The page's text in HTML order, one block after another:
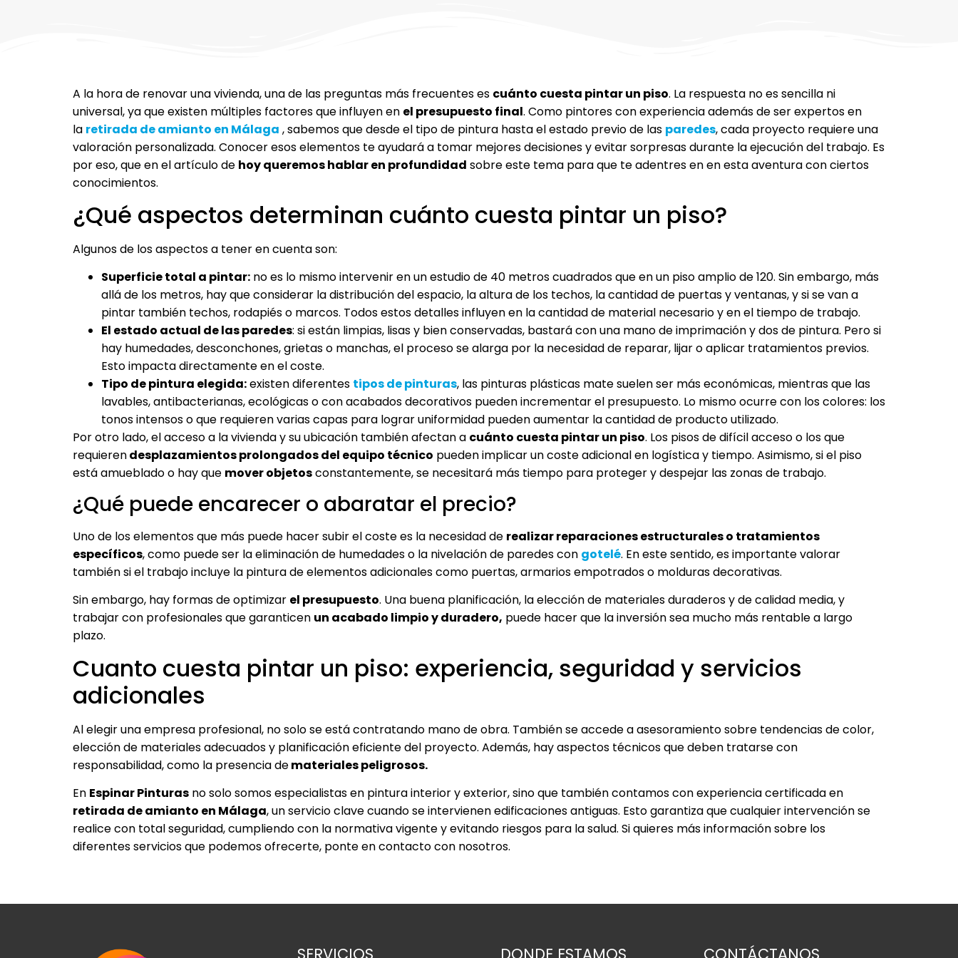
A la hora de renovar una vivienda, una de las preguntas más frecuentes es cuánto cuesta pintar un piso. La respuesta no es sencilla ni
universal, ya que existen múltiples factores que influyen en el presupuesto final. Como pintores con experiencia además de ser expertos en
la retirada de amianto en Málaga , sabemos que desde el tipo de pintura hasta el estado previo de las paredes, cada proyecto requiere una
valoración personalizada. Conocer esos elementos te ayudará a tomar mejores decisiones y evitar sorpresas durante la ejecución del trabajo. Es
por eso, que en el artículo de hoy queremos hablar en profundidad sobre este tema para que te adentres en en esta aventura con ciertos
conocimientos.
¿Qué aspectos determinan cuánto cuesta pintar un piso?
Algunos de los aspectos a tener en cuenta son:
Superficie total a pintar: no es lo mismo intervenir en un estudio de 40 metros cuadrados que en un piso amplio de 120. Sin embargo, más
allá de los metros, hay que considerar la distribución del espacio, la altura de los techos, la cantidad de puertas y ventanas, y si se van a
pintar también techos, rodapiés o marcos. Todos estos detalles influyen en la cantidad de material necesario y en el tiempo de trabajo.
El estado actual de las paredes: si están limpias, lisas y bien conservadas, bastará con una mano de imprimación y dos de pintura. Pero si
hay humedades, desconchones, grietas o manchas, el proceso se alarga por la necesidad de reparar, lijar o aplicar tratamientos previos.
Esto impacta directamente en el coste.
Tipo de pintura elegida:existen diferentes tipos de pinturas, las pinturas plásticas mate suelen ser más económicas, mientras que las
lavables, antibacterianas, ecológicas o con acabados decorativos pueden incrementar el presupuesto. Lo mismo ocurre con los colores: los
tonos intensos o que requieren varias capas para lograr uniformidad pueden aumentar la cantidad de producto utilizado.
Por otro lado, el acceso a la vivienda y su ubicación también afectan a cuánto cuesta pintar un piso. Los pisos de difícil acceso o los que
requierendesplazamientos prolongados del equipo técnico pueden implicar un coste adicional en logística y tiempo. Asimismo, si el piso
está amueblado o hay que mover objetosconstantemente, se necesitará más tiempo para proteger y despejar las zonas de trabajo.
¿Qué puede encarecer o abaratar el precio?
Uno de los elementos que más puede hacer subir el coste es la necesidad de realizar reparaciones estructurales o tratamientos
específicos, como puede ser la eliminación de humedades o la nivelación de paredes con gotelé. En este sentido, es importante valorar
también si el trabajo incluye la pintura de elementos adicionales como puertas, armarios empotrados o molduras decorativas.
Sin embargo, hay formas de optimizar el presupuesto. Una buena planificación, la elección de materiales duraderos y de calidad media, y
trabajar con profesionales que garanticen un acabado limpio y duradero, puede hacer que la inversión sea mucho más rentable a largo
plazo.
Cuanto cuesta pintar un piso: experiencia, seguridad y servicios
adicionales
Al elegir una empresa profesional, no solo se está contratando mano de obra. También se accede a asesoramiento sobre tendencias de color,
elección de materiales adecuados y planificación eficiente del proyecto. Además, hay aspectos técnicos que deben tratarse con
responsabilidad, como la presencia demateriales peligrosos.
En Espinar Pinturas no solo somos especialistas en pintura interior y exterior, sino que también contamos con experiencia certificada en
retirada de amianto en Málaga, un servicio clave cuando se intervienen edificaciones antiguas. Esto garantiza que cualquier intervención se
realice con total seguridad, cumpliendo con la normativa vigente y evitando riesgos para la salud. Si quieres más información sobre los
diferentes servicios que podemos ofrecerte, ponte en contacto con nosotros.